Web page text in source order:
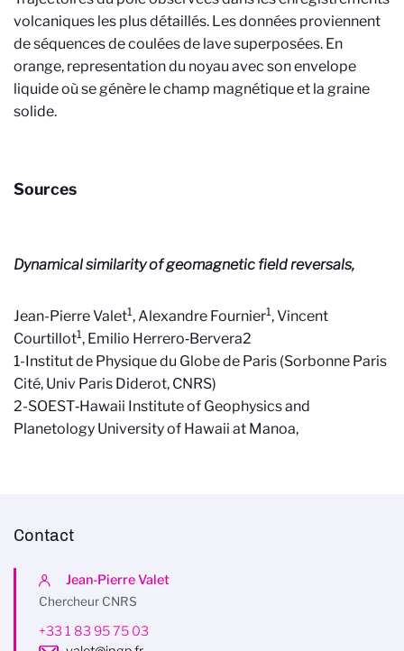
volcaniques les plus détaillés. Les données proviennent
de séquences de coulées de lave superposées. En
orange, representation du noyau avec son envelope
liquide où se génère le champ magnétique et la graine
solide.
Sources
Dynamical similarity of geomagnetic field reversals,
Jean-Pierre Valet1, Alexandre Fournier1, Vincent
Courtillot1, Emilio Herrero‐Bervera2
1-Institut de Physique du Globe de Paris (Sorbonne Paris
Cité, Univ Paris Diderot, CNRS)
2-SOEST‐Hawaii Institute of Geophysics and
Planetology University of Hawaii at Manoa,
Contact
Jean-Pierre Valet
Chercheur CNRS
+33 1 83 95 75 03